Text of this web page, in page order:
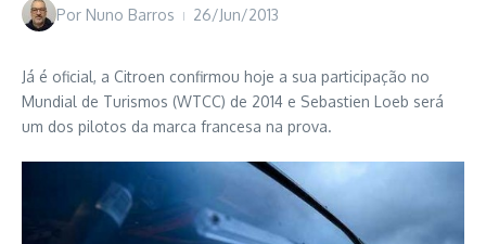
Por Nuno Barros 26/Jun/2013
Já é oficial, a Citroen confirmou hoje a sua participação no
Mundial de Turismos (WTCC) de 2014 e Sebastien Loeb será
um dos pilotos da marca francesa na prova.